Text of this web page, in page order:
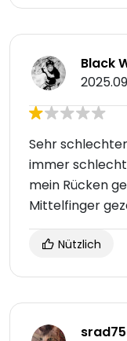
Black
Sehr
immer
mein Rücken
Mittelfinger
Nützlich